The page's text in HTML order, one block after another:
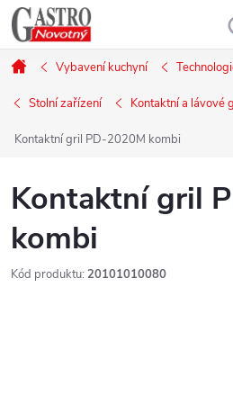
Přejít
na
obsah
DomůVybavení kuchyní
Stolní zařízení Kontaktní a lávové
Kontaktní gril PD-2020M kombi
Kontaktní gril
kombi
Kód produktu: 20101010080